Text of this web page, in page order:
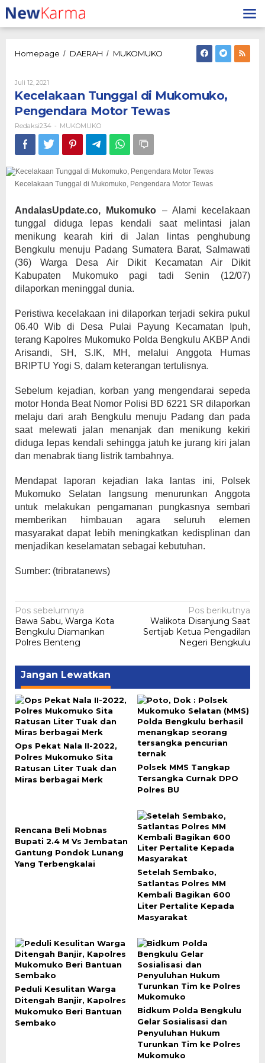
Lewati
ke
konten
Homepage / DAERAH / MUKOMUKO Kecelakaan
Pengendara
Tewas
Juli 12, 2021
Redaksi234
Kecelakaan Tunggal di Mukomuko,
Pengendara Motor Tewas
Redaksi234 - MUKOMUKO
Kecelakaan Tunggal di Mukomuko, Pengendara Motor Tewas
AndalasUpdate.co, Mukomuko – Alami kecelakaan
tunggal diduga lepas kendali saat melintasi jalan
menikung kearah kiri di Jalan lintas penghubung
Bengkulu menuju Padang Sumatera Barat, Salmawati
(36) Warga Desa Air Dikit Kecamatan Air Dikit
Kabupaten Mukomuko pagi tadi Senin (12/07)
dilaporkan meninggal dunia.
Peristiwa kecelakaan ini dilaporkan terjadi sekira pukul
06.40 Wib di Desa Pulai Payung Kecamatan Ipuh,
terang Kapolres Mukomuko Polda Bengkulu AKBP Andi
Arisandi, SH, S.IK, MH, melalui Anggota Humas
BRIPTU Yogi S, dalam keterangan tertulisnya.
Sebelum kejadian, korban yang mengendarai sepeda
motor Honda Beat Nomor Polisi BD 6221 SR dilaporkan
melaju dari arah Bengkulu menuju Padang dan pada
saat melewati jalan menanjak dan menikung kekiri
diduga lepas kendali sehingga jatuh ke jurang kiri jalan
dan menabrak tiang listrik tambahnya.
Mendapat laporan kejadian laka lantas ini, Polsek
Mukomuko Selatan langsung menurunkan Anggota
untuk melakukan pengamanan pungkasnya sembari
memberikan himbauan agara seluruh elemen
masyarakat dapat lebih meningkatkan kedisplinan dan
menjadikan keselamatan sebagai kebutuhan.
Sumber: (tribratanews)
Navigasi
pos
Pos sebelumnya
Bawa Sabu, Warga Kota
Bengkulu Diamankan
Polres Benteng
Pos berikutnya
Walikota Disanjung Saat
Sertijab Ketua Pengadilan
Negeri Bengkulu
Jangan Lewatkan
Ops Pekat Nala II-2022,
Polres Mukomuko Sita
Ratusan Liter Tuak dan
Miras berbagai Merk
Polsek MMS Tangkap
Tersangka Curnak DPO
Polres BU
Rencana Beli Mobnas
Bupati 2.4 M Vs Jembatan
Gantung Pondok Lunang
Yang Terbengkalai
Setelah Sembako,
Satlantas Polres MM
Kembali Bagikan 600
Liter Pertalite Kepada
Masyarakat
Peduli Kesulitan Warga
Ditengah Banjir, Kapolres
Mukomuko Beri Bantuan
Sembako
Bidkum Polda Bengkulu
Gelar Sosialisasi dan
Penyuluhan Hukum
Turunkan Tim ke Polres
Mukomuko